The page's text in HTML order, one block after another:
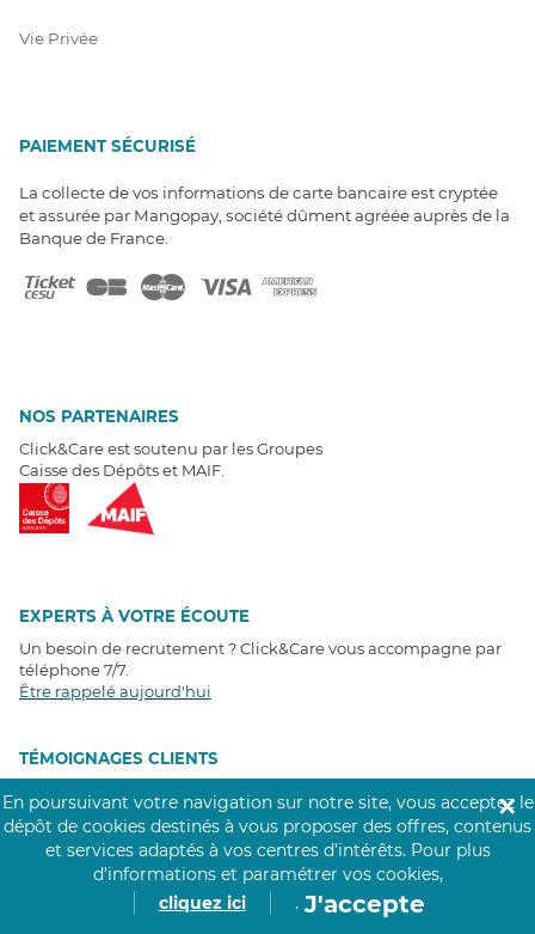
Vie Privée
PAIEMENT SÉCURISÉ
La collecte de vos informations de carte bancaire est cryptée
et assurée par Mangopay, société dûment agréée auprès de la
Banque de France.
NOS PARTENAIRES
Click&Care est soutenu par les Groupes
Caisse des Dépôts et MAIF.
EXPERTS À VOTRE ÉCOUTE
Un besoin de recrutement ? Click&Care vous accompagne par
téléphone 7/7
Être rappelé aujourd'hui
TÉMOIGNAGES CLIENTS
4,6/5
Avis clientsrécoltés sur
Google
En poursuivant votre navigation sur notre site, vous acceptez le
dépôt de cookies destinés à vous proposer des offres, contenus
et services adaptés à vos centres d’intérêts. Pour plus
d’informations et paramétrer vos cookies,
cliquez ici
. J'accepte
✕